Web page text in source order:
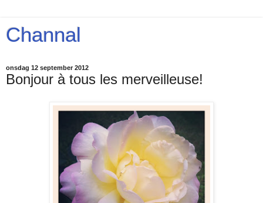
Channal
onsdag 12 september 2012
Bonjour à tous les merveilleuse!